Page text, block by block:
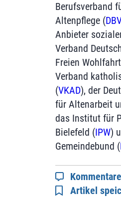
Berufsverband
Altenpflege (
Anbieter
Verband
Freien
Verband
(VKAD), der
für Altenarbeit
das Institut für
Bielefeld (IPW)
Gemeindebund (
Artikel